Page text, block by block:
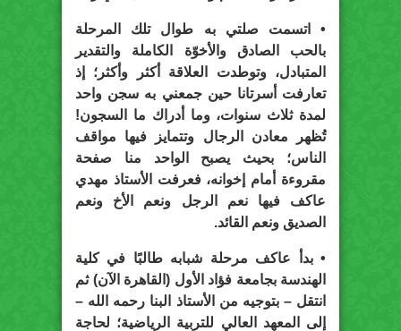
• اتسمت صلتي به طوال تلك المرحلة
بالحب الصادق والأخوّة الكاملة والتقدير
المتبادل، وتوطدت العلاقة أكثر وأكثر؛ إذ
تعارفت أسرتانا حين جمعني به سجن واحد
لمدة ثلاث سنوات، وما أدراك ما السجون!
تُظهر معادن الرجال وتتمايز فيها مواقف
الناس؛ بحيث يصبح الواحد منا صفحة
مقروءة أمام إخوانه، فعرفت الأستاذ مهدي
عاكف فيها نعم الرجل ونعم الأخ ونعم
الصديق ونعم القائد.
• بدأ عاكف مرحلة شبابه طالبًا في كلية
الهندسة بجامعة فؤاد الأول (القاهرة الآن) ثم
انتقل – بتوجيه من الأستاذ البنا رحمه الله –
إلى المعهد العالي للتربية الرياضية؛ لحاجة